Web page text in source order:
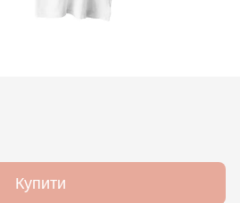
Купити